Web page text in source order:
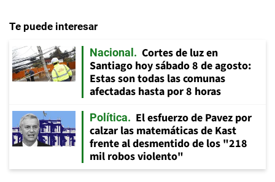
Te puede interesar
Nacional
Cortes de luz en
Santiago hoy sábado 8 de agosto:
Estas son todas las comunas
afectadas hasta por 8 horas
Política
El esfuerzo de Pavez por
calzar las matemáticas de Kast
frente al desmentido de los "218
mil robos violento"